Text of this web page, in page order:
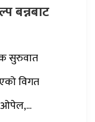
बन्नबाट
सुरुवात
विगत
ओपेल,...